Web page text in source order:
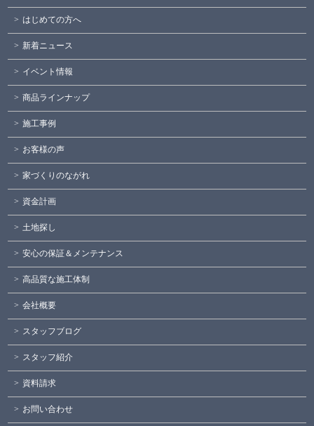
はじめての方へ
新着ニュース
イベント情報
商品ラインナップ
施工事例
お客様の声
家づくりのながれ
資金計画
土地探し
安心の保証＆メンテナンス
高品質な施工体制
会社概要
スタッフブログ
スタッフ紹介
資料請求
お問い合わせ